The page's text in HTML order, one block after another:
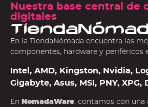
Nuestra base central de
digitales
En la TiendaNómada encuentra las
componentes, hardware y periféricos
Intel, AMD, Kingston, Nvidia,
Gigabyte, Asus, MSI, PNY, XPG,
En NomadaWare, contamos con una